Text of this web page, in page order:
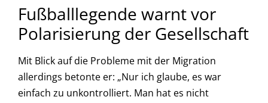
Fußballlegende warnt vor
Polarisierung der Gesellschaft
Mit Blick auf die Probleme mit der Migration
allerdings betonte er: „Nur ich glaube, es war
einfach zu unkontrolliert. Man hat es nicht